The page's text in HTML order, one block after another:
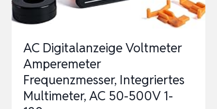
10-
ST…
AC Digitalanzeige Voltmeter
Amperemeter
Frequenzmesser, Integriertes
Multimeter, AC 50-500V 1-